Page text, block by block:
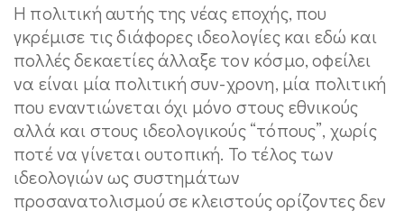
Η πολιτική αυτής της νέας εποχής, που
γκρέμισε τις διάφορες ιδεολογίες και εδώ και
πολλές δεκαετίες άλλαξε τον κόσμο, οφείλει
να είναι μία πολιτική συν-χρονη, μία πολιτική
που εναντιώνεται όχι μόνο στους εθνικούς
αλλά και στους ιδεολογικούς “τόπους”, χωρίς
ποτέ να γίνεται ουτοπική. Το τέλος των
ιδεολογιών ως συστημάτων
προσανατολισμού σε κλειστούς ορίζοντες δεν